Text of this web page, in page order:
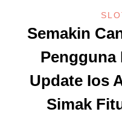
Semakin
Pengguna
Update Ios
Simak